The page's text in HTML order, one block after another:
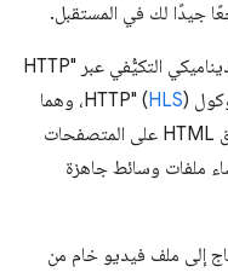
لك في المستقبل.
" تقنية "البث الديناميكي التكيُّفي عبر HTTP"
HLS
)، وهما
الطريقتان الأساسيتان لعرض الفيديو بتنسيق HTML على المتصفحات
وسائط جاهزة
ملف فيديو خام من